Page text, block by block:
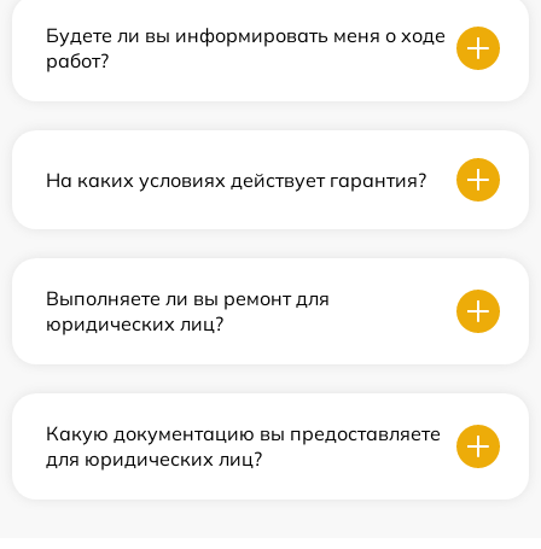
Будете ли вы информировать меня о ходе
работ?
На каких условиях действует гарантия?
Выполняете ли вы ремонт для
юридических лиц?
Какую документацию вы предоставляете
для юридических лиц?